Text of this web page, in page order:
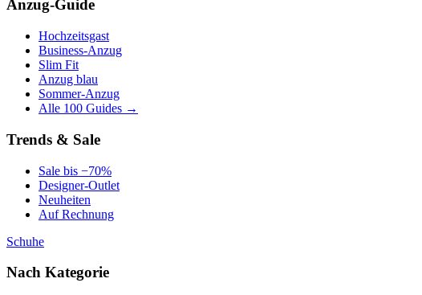
Anzug-Guide
Hochzeitsgast
Business-Anzug
Slim Fit
Anzug blau
Sommer-Anzug
Alle 100 Guides →
Trends & Sale
Sale bis −70%
Designer-Outlet
Neuheiten
Auf Rechnung
Schuhe
Nach Kategorie